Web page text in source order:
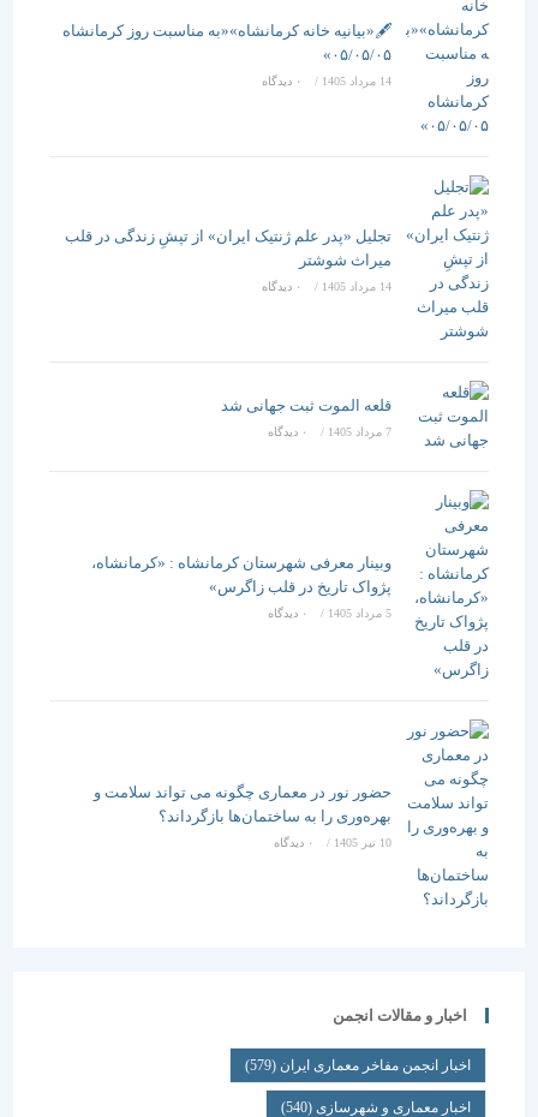
🖋️«بیانیه خانه کرمانشاه»«به مناسبت روز کرمانشاه
۰۵/۰۵/۰۵»
/ ۰ دیدگاه
تجلیل «پدر علم ژنتیک ایران» از تپشِ زندگی در قلب
میراث شوشتر
14 مرداد 1405 / ۰ دیدگاه
قلعه الموت ثبت جهانی شد
/ ۰ دیدگاه
وبینار معرفی شهرستان کرمانشاه : «کرمانشاه،
پژواک تاریخ در قلب زاگرس»
5 مرداد 1405 / ۰ دیدگاه
حضور نور در معماری چگونه می تواند سلامت و
بهره‌وری را به ساختمان‌ها بازگرداند؟
/ ۰ دیدگاه
اخبار و مقالات انجمن
اخبار انجمن مفاخر معماری ایران (579)
اخبار معماری و شهرسازی(540)